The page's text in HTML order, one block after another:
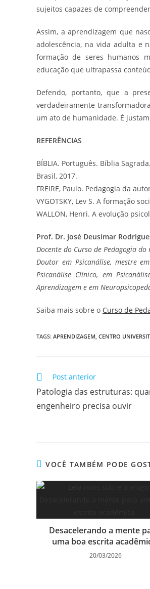
sujeitos capazes de
Assim, a aprendizagem que
adolescência, na vida adulta e
formação de seres humanos
educação que ultrapassa
Defendo, portanto, que a
verdadeiramente
um ato de humanidade. É
REFERÊNCIAS
BÍBLIA. Português. Bíblia
Brasil, 2017.
FREIRE, Paulo. Pedagogia da
VYGOTSKY, Lev S. A formação
WALLON, Henri. A evolução
Prof. Dr. José Deusimar
Docente do Curso de Pedagogia
Doutor em Psicanálise, mestre
Psicanálise Clínico, em
Aprendizagem e em
Saiba mais sobre o Curso de
TAGS: APRENDIZAGEM CENTRO
Post anterior
Patologia das estruturas:
engenheiro precisa ouvir
VOCÊ TAMBÉM PODE
Desacelerando a mente
uma boa escrita
20/03/2026